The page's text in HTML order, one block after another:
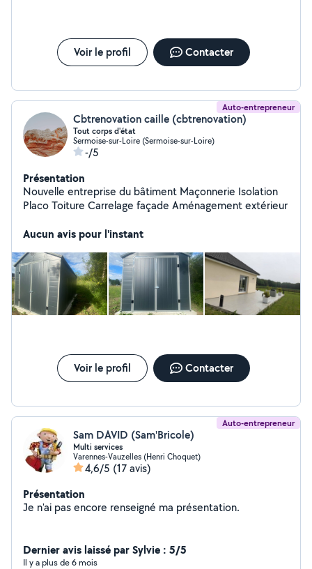
Voir le profil Contacter
Auto-entrepreneur
Cbtrenovation caille (cbtrenovation)
Tout corps d'état
Sermoise-sur-Loire (Sermoise-sur-Loire)
-/5
Présentation
Nouvelle entreprise du bâtiment Maçonnerie Isolation
Placo Toiture Carrelage façade Aménagement extérieur
Aucun avis pour l'instant
Voir le profil Contacter
Auto-entrepreneur
Sam DAVID (Sam'Bricole)
Multi services
Varennes-Vauzelles (Henri Choquet)
4,6/5 (17 avis)
Présentation
Je n'ai pas encore renseigné ma présentation.
Dernier avis laissé par Sylvie : 5/5
Il y a plus de 6 mois